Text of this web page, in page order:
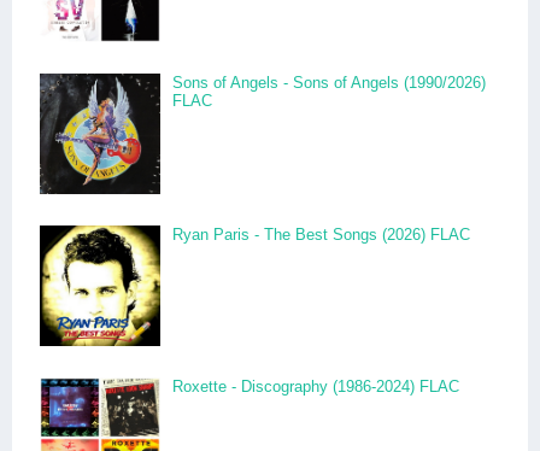
Sons of Angels - Sons of Angels (1990/2026)
FLAC
Ryan Paris - The Best Songs (2026) FLAC
Roxette - Discography (1986-2024) FLAC